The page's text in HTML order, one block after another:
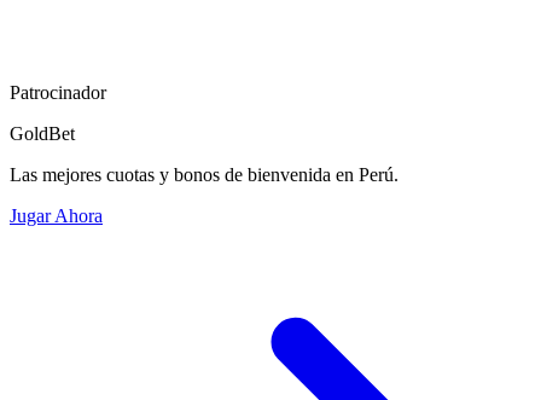
Patrocinador
GoldBet
Las mejores cuotas y bonos de bienvenida en Perú.
Jugar Ahora